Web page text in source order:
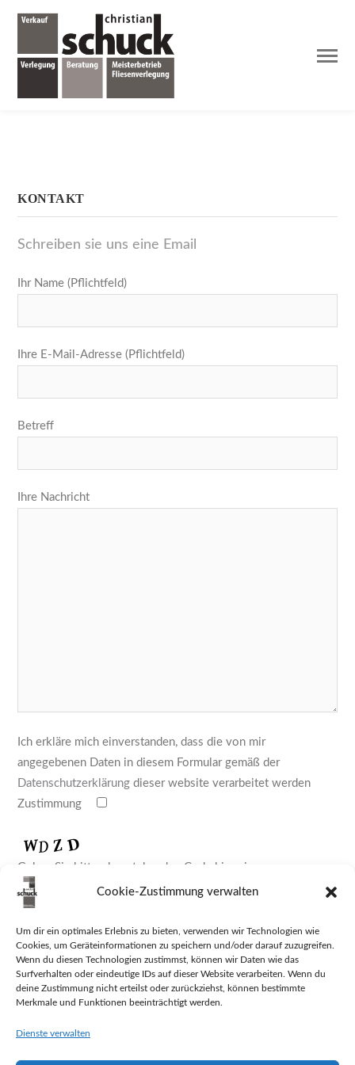
Cookie-Zustimmung verwalten
Um dir ein optimales Erlebnis zu bieten, verwenden wir Technologien wie
Cookies, um Geräteinformationen zu speichern und/oder darauf zuzugreifen.
Wenn du diesen Technologien zustimmst, können wir Daten wie das
Surfverhalten oder eindeutige IDs auf dieser Website verarbeiten. Wenn du
deine Zustimmung nicht erteilst oder zurückziehst, können bestimmte
Merkmale und Funktionen beeinträchtigt werden.
Dienste verwalten
KONTAKT
Schreiben sie uns eine Email
Ihr Name (Pflichtfeld)
Ihre E-Mail-Adresse (Pflichtfeld)
Betreff
Ihre Nachricht
Ich erkläre mich einverstanden, dass die von mir
angegebenen Daten in diesem Formular gemäß der
Datenschutzerklärung dieser website verarbeitet werden
Zustimmung
Geben Sie bitte obenstehenden Code hier ein